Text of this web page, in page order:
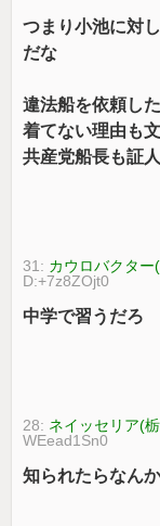
つまり小池に対
だな
違法船を依頼し
着てない理由も
共産党船長も証
31: カウロバクター
D:+7z8ZOjt0
中学で習うだろ
28: ネイッセリア(
WEead1Sn0
知られたらなん